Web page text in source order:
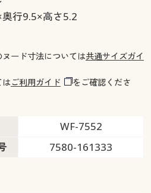
行9.5×高さ5.2
ード寸法については共通サイズガイ
ご利用ガイド
をご確認くださ
WF-7552
7580-161333